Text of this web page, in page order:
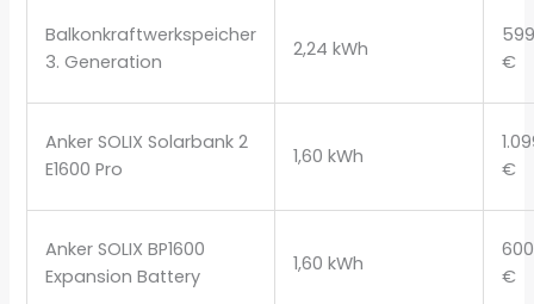
Balkonkraftwerkspeicher
3. Generation
2,24 kWh
€
Anker SOLIX Solarbank 2
E1600 Pro
1,60 kWh
€
Anker SOLIX BP1600
Expansion Battery
1,60 kWh
600
€